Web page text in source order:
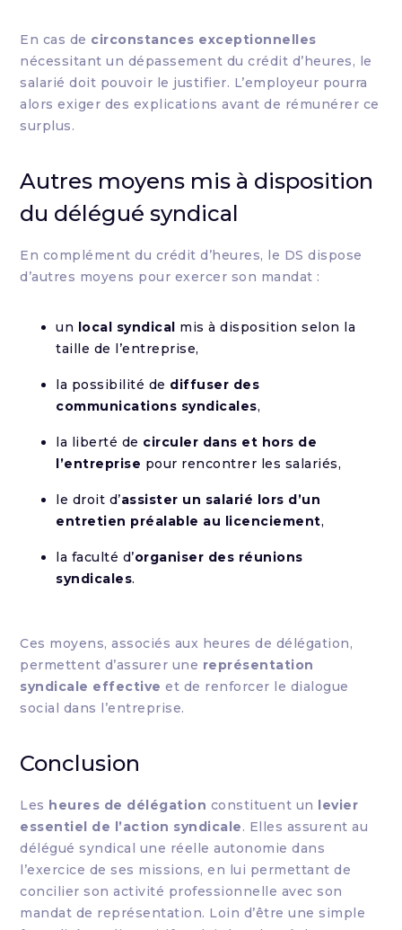
En cas de circonstances exceptionnelles
nécessitant un dépassement du crédit d’heures, le
salarié doit pouvoir le justifier. L’employeur pourra
alors exiger des explications avant de rémunérer ce
surplus.
Autres moyens mis à disposition
du délégué syndical
En complément du crédit d’heures, le DS dispose
d’autres moyens pour exercer son mandat :
un local syndical mis à disposition selon la
taille de l’entreprise,
la possibilité de diffuser des
communications syndicales,
la liberté de circuler dans et hors de
l’entreprise pour rencontrer les salariés,
le droit d’assister un salarié lors d’un
entretien préalable au licenciement,
la faculté d’organiser des réunions
syndicales.
Ces moyens, associés aux heures de délégation,
permettent d’assurer une représentation
syndicale effective et de renforcer le dialogue
social dans l’entreprise.
Conclusion
Les heures de délégation constituent un levier
essentiel de l’action syndicale. Elles assurent au
délégué syndical une réelle autonomie dans
l’exercice de ses missions, en lui permettant de
concilier son activité professionnelle avec son
mandat de représentation. Loin d’être une simple